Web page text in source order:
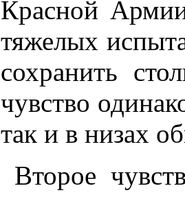
Красной
тяжелых
сохранить
чувство
так и в низах
Второе